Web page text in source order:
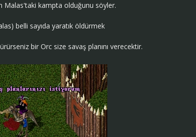
Malas'taki kampta olduğunu söyler.
belli sayıda yaratık öldürmek
bir Orc size savaş planını verecektir.